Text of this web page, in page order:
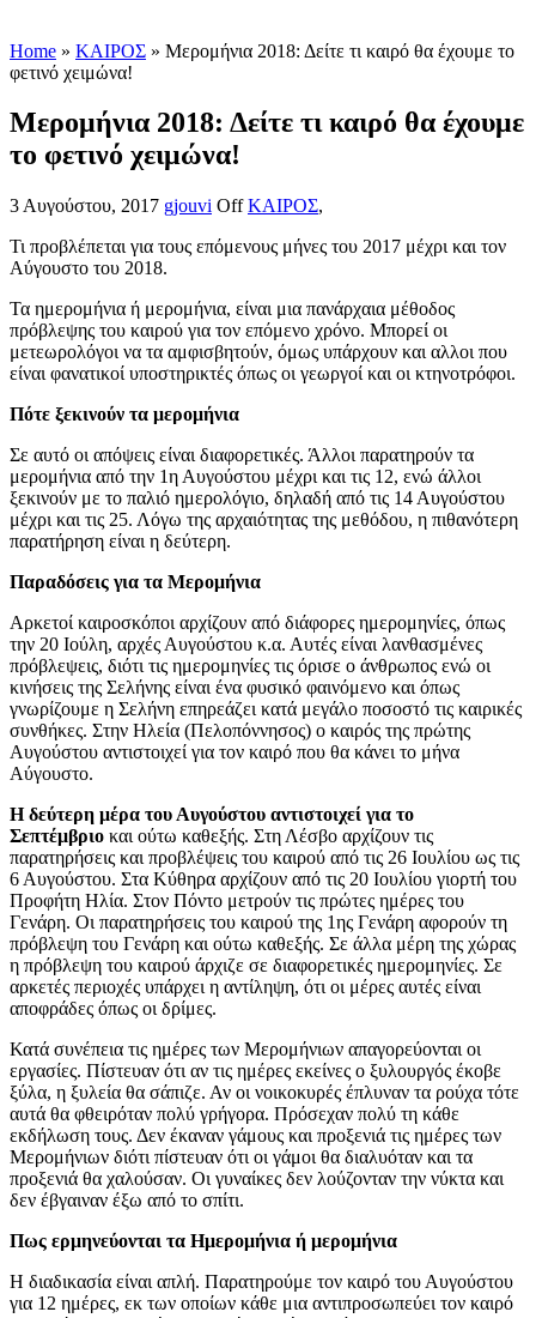
Home » ΚΑΙΡΟΣ » Μερομήνια 2018: Δείτε τι καιρό θα έχουμε το
φετινό χειμώνα!
Μερομήνια 2018: Δείτε τι καιρό θα έχουμε
το φετινό χειμώνα!
3 Αυγούστου, 2017 gjouvi Off ΚΑΙΡΟΣ,
Τι προβλέπεται για τους επόμενους μήνες του 2017 μέχρι και τον
Αύγουστο του 2018.
Τα ημερομήνια ή μερομήνια, είναι μια πανάρχαια μέθοδος
πρόβλεψης του καιρού για τον επόμενο χρόνο. Μπορεί οι
μετεωρολόγοι να τα αμφισβητούν, όμως υπάρχουν και αλλοι που
είναι φανατικοί υποστηρικτές όπως οι γεωργοί και οι κτηνοτρόφοι.
Πότε ξεκινούν τα μερομήνια
Σε αυτό οι απόψεις είναι διαφορετικές. Άλλοι παρατηρούν τα
μερομήνια από την 1η Αυγούστου μέχρι και τις 12, ενώ άλλοι
ξεκινούν με το παλιό ημερολόγιο, δηλαδή από τις 14 Αυγούστου
μέχρι και τις 25. Λόγω της αρχαιότητας της μεθόδου, η πιθανότερη
παρατήρηση είναι η δεύτερη.
Παραδόσεις για τα Μερομήνια
Αρκετοί καιροσκόποι αρχίζουν από διάφορες ημερομηνίες, όπως
την 20 Ιούλη, αρχές Αυγούστου κ.α. Αυτές είναι λανθασμένες
πρόβλεψεις, διότι τις ημερομηνίες τις όρισε ο άνθρωπος ενώ οι
κινήσεις της Σελήνης είναι ένα φυσικό φαινόμενο και όπως
γνωρίζουμε η Σελήνη επηρεάζει κατά μεγάλο ποσοστό τις καιρικές
συνθήκες. Στην Ηλεία (Πελοπόννησος) ο καιρός της πρώτης
Αυγούστου αντιστοιχεί για τον καιρό που θα κάνει το μήνα
Αύγουστο.
Η δεύτερη μέρα του Αυγούστου αντιστοιχεί για το
Σεπτέμβριο και ούτω καθεξής. Στη Λέσβο αρχίζουν τις
παρατηρήσεις και προβλέψεις του καιρού από τις 26 Ιουλίου ως τις
6 Αυγούστου. Στα Κύθηρα αρχίζουν από τις 20 Ιουλίου γιορτή του
Προφήτη Ηλία. Στον Πόντο μετρούν τις πρώτες ημέρες του
Γενάρη. Οι παρατηρήσεις του καιρού της 1ης Γενάρη αφορούν τη
πρόβλεψη του Γενάρη και ούτω καθεξής. Σε άλλα μέρη της χώρας
η πρόβλεψη του καιρού άρχιζε σε διαφορετικές ημερομηνίες. Σε
αρκετές περιοχές υπάρχει η αντίληψη, ότι οι μέρες αυτές είναι
αποφράδες όπως οι δρίμες.
Κατά συνέπεια τις ημέρες των Μερομήνιων απαγορεύονται οι
εργασίες. Πίστευαν ότι αν τις ημέρες εκείνες ο ξυλουργός έκοβε
ξύλα, η ξυλεία θα σάπιζε. Αν οι νοικοκυρές έπλυναν τα ρούχα τότε
αυτά θα φθειρόταν πολύ γρήγορα. Πρόσεχαν πολύ τη κάθε
εκδήλωση τους. Δεν έκαναν γάμους και προξενιά τις ημέρες των
Μερομήνιων διότι πίστευαν ότι οι γάμοι θα διαλυόταν και τα
προξενιά θα χαλούσαν. Οι γυναίκες δεν λούζονταν την νύκτα και
δεν έβγαιναν έξω από το σπίτι.
Πως ερμηνεύονται τα Ημερομήνια ή μερομήνια
Η διαδικασία είναι απλή. Παρατηρούμε τον καιρό του Αυγούστου
για 12 ημέρες, εκ των οποίων κάθε μια αντιπροσωπεύει τον καιρό